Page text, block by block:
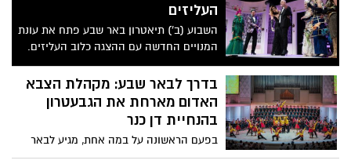
העליזים
השבוע (ב') תיאטרון באר שבע פתח את עונת
המנויים החדשה עם ההצגה כלוב העליזים.
חברי אגודת הידידים של תיאטרון באר שבע,
מנכ"לים ובכירים נוספים הגיעו לצפות בהצגה
ולחגוג עם אנשי ושחקני התיאטרון את העונה
החדשה. האולם היה מלא עד אפס מקום אבל
אף אחד מהמוזמנים לא ציפה לצאת מההצגה
עם לסתות כואבות מרוב צחוק
בדרך לבאר שבע: מקהלת הצבא
האדום מארחת את הגבעטרון
בהנחיית דן כנר
בפעם הראשונה על במה אחת, מגיע לבאר
שבע המופע של מקהלת הצבא האדום